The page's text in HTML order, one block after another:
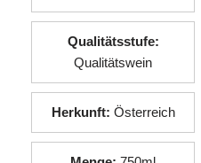
Qualitätsstufe:
Qualitätswein
Herkunft: Österreich